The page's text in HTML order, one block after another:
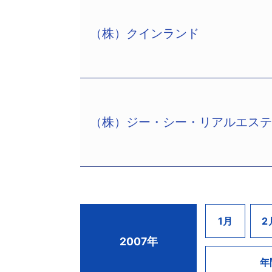
しかし、中途解約を巡るトラブルが
も受講契約を中途解約した未受講分
り検査を受けるなど、イメージダウン
こうしたなか、平成19年6月13日経
回）を超えるコースほか一部業務につ
らも受講生の確保は計画を下回って
同社は、昭和56年設立のゴルフ場経
の会員権募集を行ったことで話題と
務の分割返済計画を策定し、運営管理
なおその後、スポンサーに内定して
員権や担保設定の状況等について納
務所、電話03−5511−4400）ほか4名
（株）トウワトラスト（中央区八丁
千代田区神田神保町3−4−17、設立平
は（株）トウワトラストが約267億円
（株）トウワトラストは、中堅ゼネ
立ったことから今回の申立となった。
産手続開始決定は業績に影響はない」
（株）クインランド
（株）クインランド（大証ヘラクレ
もに、あらたに破産手続開始を申し立
同社は「ＤＭＥＳ」（デジタル・マ
ナスダックジャパン（現ヘラクレス
ープの拡大、新規事業への進出を図
有利子負債額が膨張する一方で、買
（株）ジー・シー・リアルエス
（株）ジー・シー・リアルエステー
日東京地裁に特別清算手続開始を申
2007年
1月 2
年